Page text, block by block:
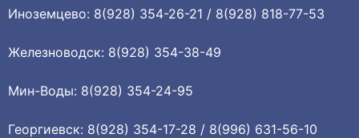
Иноземцево: 8(928) 354-26-21 / 8(928) 818-77-53
Железноводск: 8(928) 354-38-49
Мин-Воды: 8(928) 354-24-95
Георгиевск: 8(928) 354-17-28 / 8(996) 631-56-10